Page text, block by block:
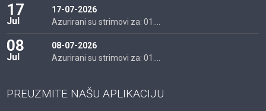
17
Jul
17-07-2026
Azurirani su strimovi za: 01....
08
Jul
08-07-2026
Azurirani su strimovi za: 01....
PREUZMITE NAŠU APLIKACIJU